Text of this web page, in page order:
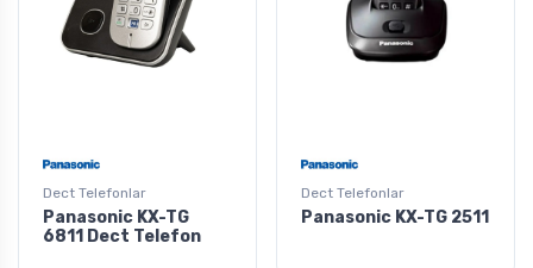
Dect Telefonlar
Panasonic KX-TG
6811 Dect Telefon
Dect Telefonlar
Panasonic KX-TG 2511